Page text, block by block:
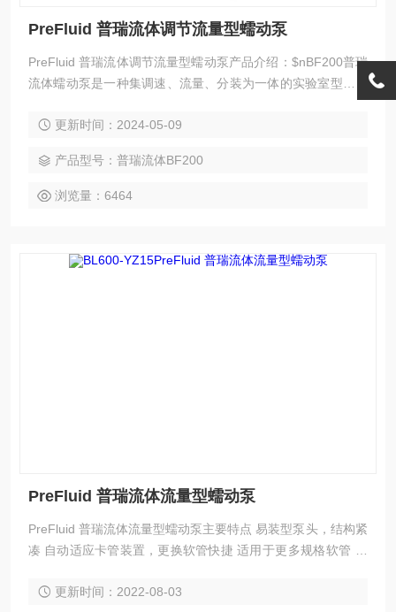
PreFluid 普瑞流体调节流量型蠕动泵
PreFluid 普瑞流体调节流量型蠕动泵产品介绍：$nBF200普瑞
流体蠕动泵是一种集调速、流量、分装为一体的实验室型泵。
上机壳采用铝压铸成型材料，下机壳采用铝制材质，整体美
观、整洁、轻便；外形小巧，人性化的上机壳的设计，便于手
作方式，电机运行平稳、噪音小，适用于实验室低噪音的要
求。
更新时间：2024-05-09
产品型号：普瑞流体BF200
浏览量：6464
PreFluid 普瑞流体流量型蠕动泵
PreFluid 普瑞流体流量型蠕动泵主要特点 易装型泵头，结构紧
凑 自动适应卡管装置，更换软管快捷 适用于更多规格软管 流
更新时间：2022-08-03